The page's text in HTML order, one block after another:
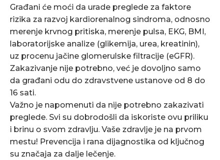
Građani će moći da urade preglede za faktore
rizika za razvoj kardiorenalnog sindroma, odnosno
merenje krvnog pritiska, merenje pulsa, EKG, BMI,
laboratorijske analize (glikemija, urea, kreatinin),
uz procenu jačine glomerulske filtracije (eGFR).
Zakazivanje nije potrebno, već je dovoljno samo
da građani odu do zdravstvene ustanove od 8 do
16 sati.
Važno je napomenuti da nije potrebno zakazivati
preglede. Svi su dobrodošli da iskoriste ovu priliku
i brinu o svom zdravlju. Vaše zdravlje je na prvom
mestu! Prevencija i rana dijagnostika od ključnog
su značaja za dalje lečenje.